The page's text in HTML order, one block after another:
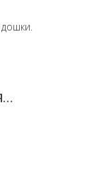
дошки.